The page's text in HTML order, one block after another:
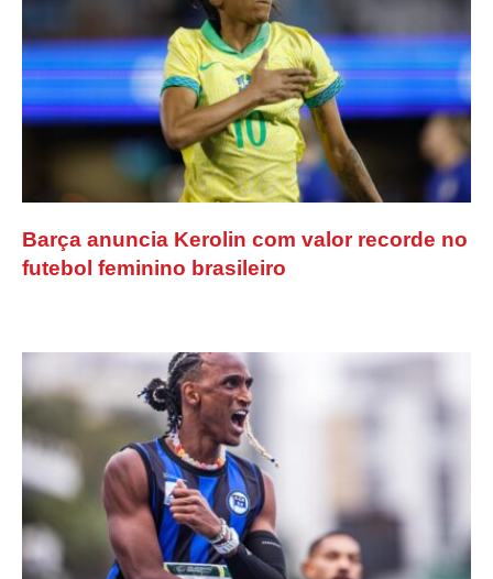
Barça anuncia Kerolin com valor recorde no
futebol feminino brasileiro